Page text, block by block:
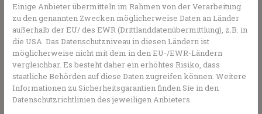
körperliche Gesundheit gut geachtet werden, besonders
bei Kindern und Jugendlichen. Und wenn es Anzeichen
gibt, dass die Psyche leidet und in eine tiefe Krise gerät,
sollte so schnell wie möglich gehandelt werden. Und eine
solche Dauerkrise ließ sich bereits in Studien feststellen:
Laut der Trendstudie “Jugend in der Krise” leidet rund ein
Viertel der Jugendlichen unter psychischen Problemen,
zehn Prozent hätten sogar Suizidgedanken. Deshalb
Einige Anbieter übermitteln im Rahmen von der Verarbeitung
zu den genannten Zwecken möglicherweise Daten an Länder
außerhalb der EU/ des EWR (Drittlanddatenübermittlung), z.B. in
die USA. Das Datenschutzniveau in diesen Ländern ist
möglicherweise nicht mit dem in den EU-/EWR-Ländern
vergleichbar. Es besteht daher ein erhöhtes Risiko, dass
staatliche Behörden auf diese Daten zugreifen können. Weitere
Informationen zu Sicherheitsgarantien finden Sie in den
Datenschutzrichtlinien des jeweiligen Anbieters.